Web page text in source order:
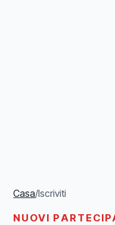
Casa/Iscriviti
NUOVI